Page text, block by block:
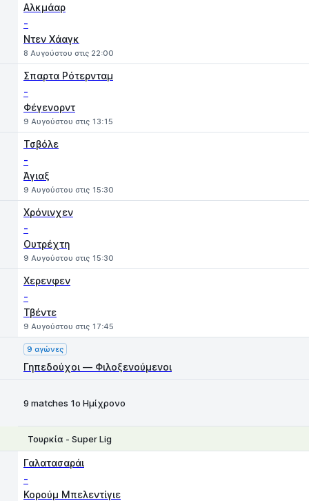
Αλκμάαρ
-
Ντεν Χάαγκ
8 Αυγούστου στις 22:00
Σπαρτα Ρότερνταμ
-
Φέγενορντ
9 Αυγούστου στις 13:15
Τσβόλε
-
Άγιαξ
9 Αυγούστου στις 15:30
Χρόνινχεν
-
Ουτρέχτη
9 Αυγούστου στις 15:30
Χερενφεν
-
Τβέντε
9 Αυγούστου στις 17:45
9 αγώνες
Γηπεδούχοι — Φιλοξενούμενοι
9 matches 1ο Ημίχρονο
Τουρκία - Super Lig
Γαλατασαράι
-
Κορούμ Μπελεντίγιε